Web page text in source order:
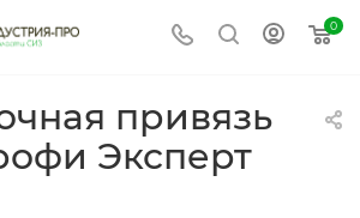
0
привязь
Эксперт